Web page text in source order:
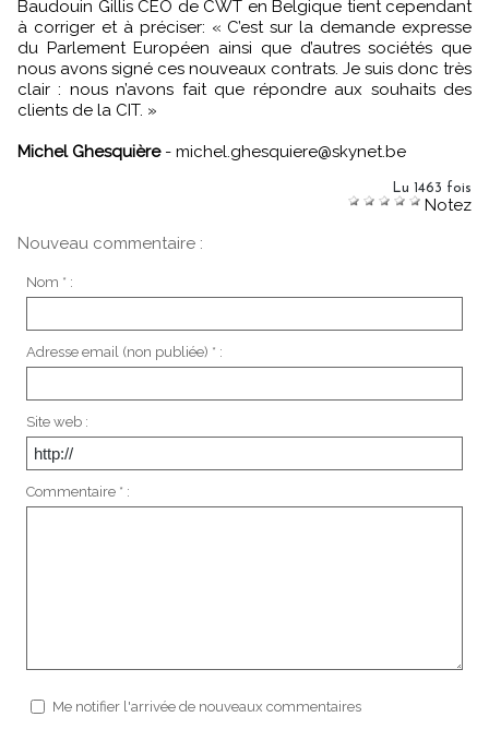
Baudouin Gillis CEO de CWT en Belgique tient cependant
à corriger et à préciser: « C’est sur la demande expresse
du Parlement Européen ainsi que d’autres sociétés que
nous avons signé ces nouveaux contrats. Je suis donc très
clair : nous n’avons fait que répondre aux souhaits des
clients de la CIT. »
Michel Ghesquière- michel.ghesquiere@skynet.be
Lu 1463 fois
Notez
Nouveau commentaire :
Nom * :
Adresse email (non publiée) * :
Site web :
Commentaire * :
Me notifier l'arrivée de nouveaux commentaires